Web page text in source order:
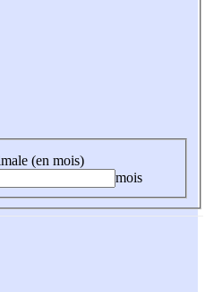
(en mois)
mois